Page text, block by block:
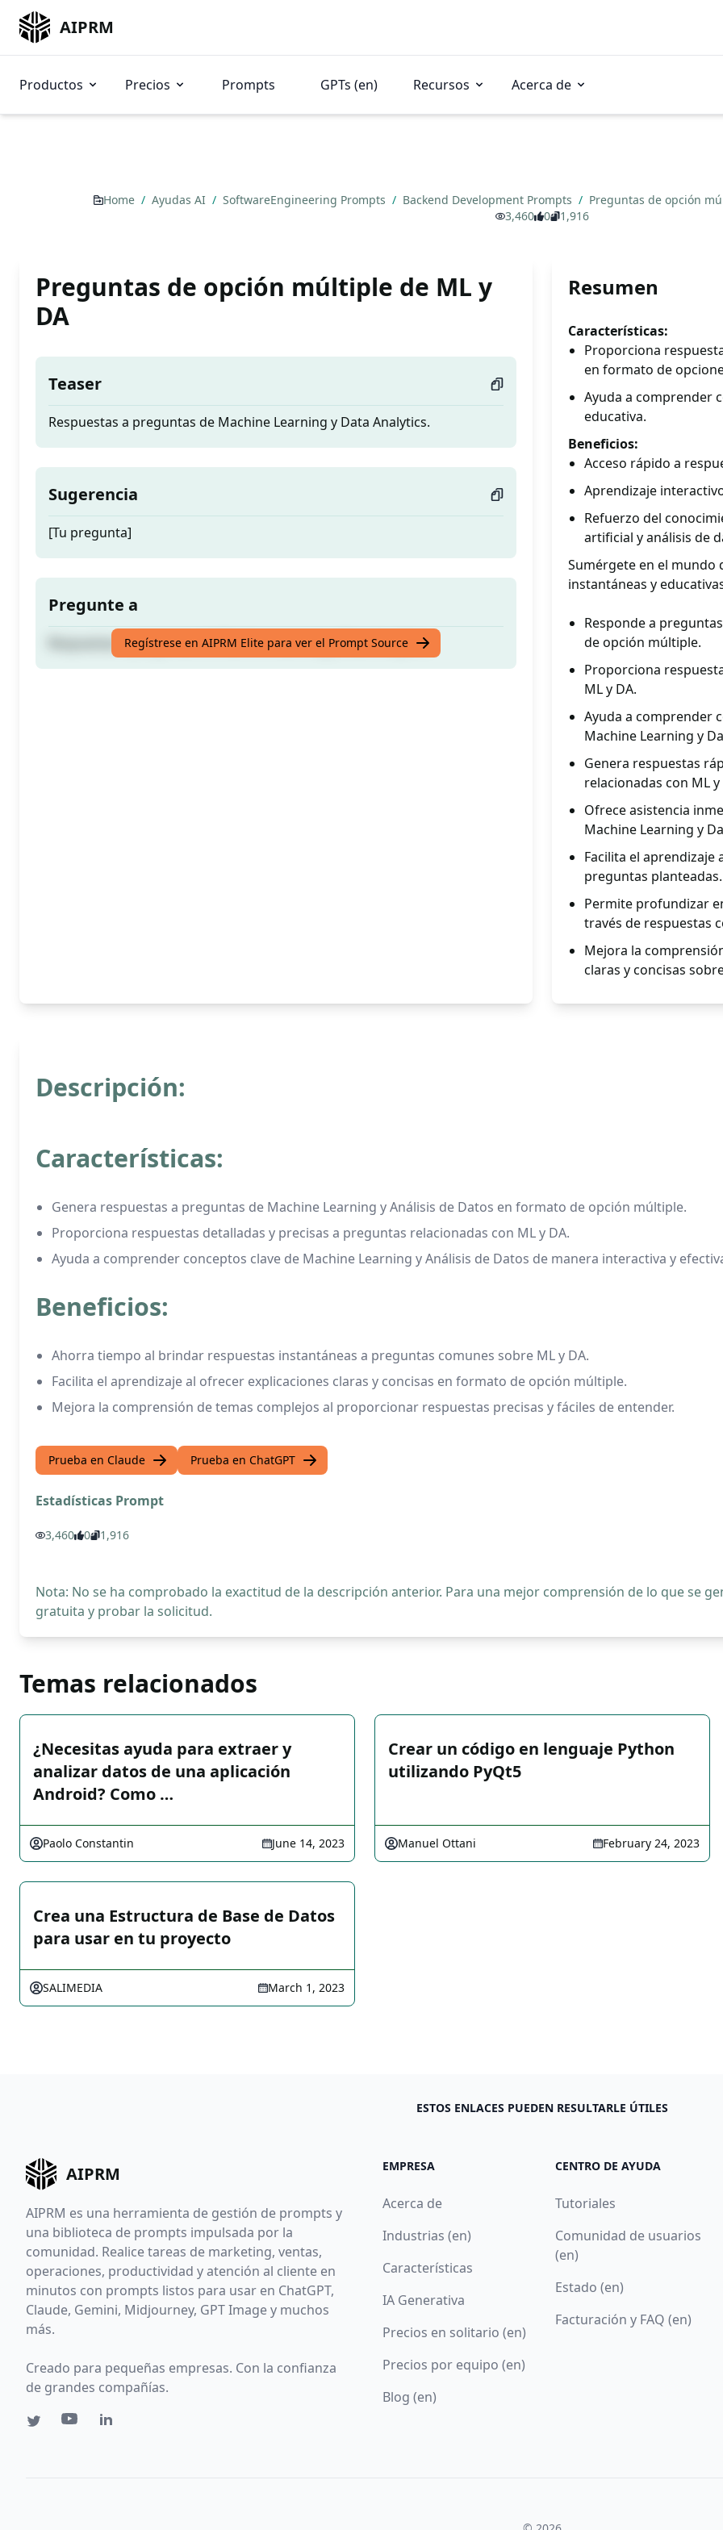
AIPRM
Productos Precios Prompts GPTs (en) Recursos Acerca de
Home / Ayudas AI / SoftwareEngineering Prompts / Backend Development Prompts / Preguntas de opción
3,460
0 1,916
Preguntas de opción múltiple de ML y
DA
Teaser
Respuestas a preguntas de Machine Learning y Data Analytics.
Sugerencia
[Tu pregunta]
Pregunte a
Respuestas a preguntas de Machine Learning y Data Analytics.
Regístrese en AIPRM Elite para ver el Prompt Source
Resumen
Características:
Proporciona
en formato de
Ayuda a comprender
educativa.
Beneficios:
Acceso rápido a
Aprendizaje
Refuerzo del
artificial y análisis de
Sumérgete en el mundo
instantáneas y
Responde a
de opción múltiple.
Proporciona
ML y DA.
Ayuda a comprender
Machine Learning y
Genera respuestas
relacionadas con ML y
Ofrece asistencia
Machine Learning y
Facilita el
preguntas planteadas.
Permite profundizar
través de respuestas
Mejora la
claras y concisas
Descripción:
Características:
Genera respuestas a preguntas de Machine Learning y Análisis de Datos en formato de opción múltiple.
Proporciona respuestas detalladas y precisas a preguntas relacionadas con ML y DA.
Ayuda a comprender conceptos clave de Machine Learning y Análisis de Datos de manera interactiva y
Beneficios:
Ahorra tiempo al brindar respuestas instantáneas a preguntas comunes sobre ML y DA.
Facilita el aprendizaje al ofrecer explicaciones claras y concisas en formato de opción múltiple.
Mejora la comprensión de temas complejos al proporcionar respuestas precisas y fáciles de entender.
Prueba en Claude Prueba en ChatGPT
Estadísticas Prompt
3,460 0 1,916
Nota: No se ha comprobado la exactitud de la descripción anterior. Para una mejor comprensión de lo que se
gratuita y probar la solicitud.
Temas relacionados
¿Necesitas ayuda para extraer y
analizar datos de una aplicación
Android? Como …
Paolo Constantin June 14, 2023
Crear un código en lenguaje Python
utilizando PyQt5
Manuel Ottani February 24, 2023
Crea una Estructura de Base de Datos
para usar en tu proyecto
SALIMEDIA March 1, 2023
ESTOS ENLACES PUEDEN RESULTARLE ÚTILES
AIPRM
AIPRM es una herramienta de gestión de prompts y
una biblioteca de prompts impulsada por la
comunidad. Realice tareas de marketing, ventas,
operaciones, productividad y atención al cliente en
minutos con prompts listos para usar en ChatGPT,
Claude, Gemini, Midjourney, GPT Image y muchos
más.
Creado para pequeñas empresas. Con la confianza
de grandes compañías.
EMPRESA
Acerca de
Industrias (en)
Características
IA Generativa
Precios en solitario (en)
Precios por equipo (en)
Blog (en)
CENTRO DE AYUDA
Tutoriales
Comunidad de usuarios
(en)
Estado (en)
Facturación y FAQ (en)